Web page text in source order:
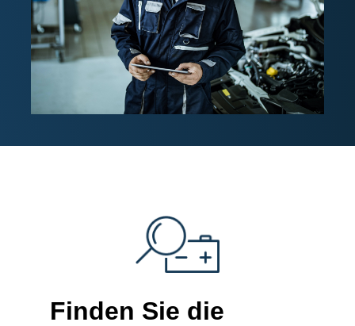
Finden Sie die